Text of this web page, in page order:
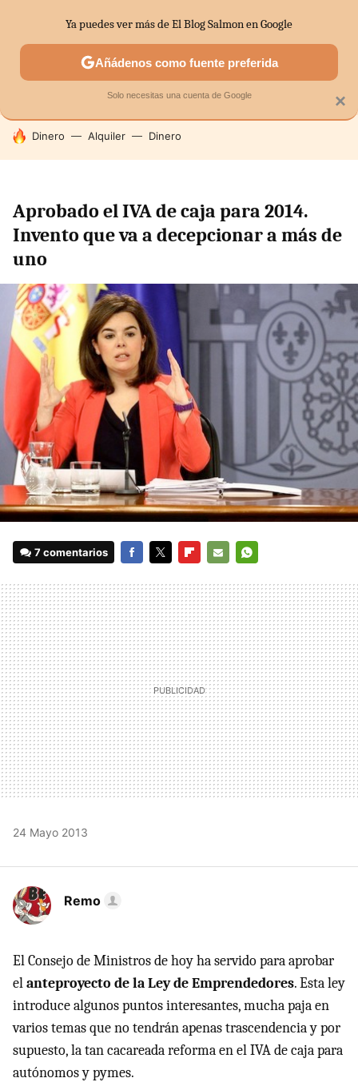
SECTORES ECONOMÍA DOMÉSTICA MERCADOS
HOY SE HABLA DE
Dinero Alquiler Dinero
Aprobado el IVA de caja para 2014.
Invento que va a decepcionar a más de
uno
7 comentarios
MAIL
24 Mayo 2013
Remo
El Consejo de Ministros de hoy ha servido para aprobar
elanteproyecto de la Ley de Emprendedores. Esta ley
introduce algunos puntos interesantes, mucha paja en
varios temas que no tendrán apenas trascendencia y por
supuesto, la tan cacareada reforma en el IVA de caja para
autónomos y pymes.
×
Ya puedes ver más de El Blog Salmon en Google
Añádenos como fuente preferida
Solo necesitas una cuenta de Google